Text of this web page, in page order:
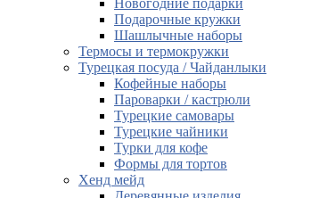
Новогодние подарки
Подарочные кружки
Шашлычные наборы
Термосы и термокружки
Турецкая посуда / Чайданлыки
Кофейные наборы
Пароварки / кастрюли
Турецкие самовары
Турецкие чайники
Турки для кофе
Формы для тортов
Хенд мейд